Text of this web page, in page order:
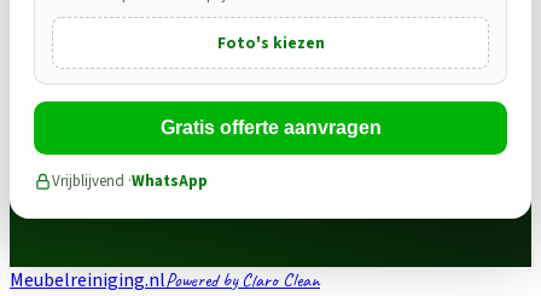
Foto's kiezen
Gratis offerte aanvragen
Vrijblijvend ·WhatsApp
Meubelreiniging.nlPowered by Claro Clean